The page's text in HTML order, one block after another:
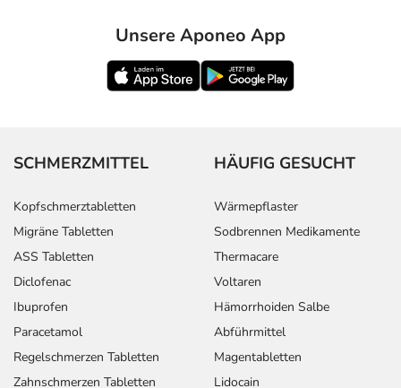
Unsere Aponeo App
SCHMERZMITTEL
Kopfschmerztabletten
Migräne Tabletten
ASS Tabletten
Diclofenac
Ibuprofen
Paracetamol
Regelschmerzen Tabletten
Zahnschmerzen Tabletten
HÄUFIG GESUCHT
Wärmepflaster
Sodbrennen Medikamente
Thermacare
Voltaren
Hämorrhoiden Salbe
Abführmittel
Magentabletten
Lidocain